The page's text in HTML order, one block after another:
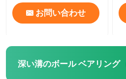
お問い合わせ
深い溝のボール ベアリング